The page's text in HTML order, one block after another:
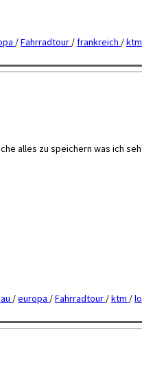
alles zu speichern was ich
/Fahrradtour /frankreich /ktm
/europa /Fahrradtour /ktm /